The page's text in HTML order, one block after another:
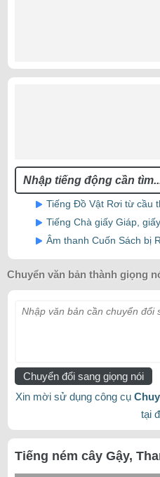
Tiếng Đồ Vật Rơi từ cầu
Tiếng Chà giấy Giáp,
Âm thanh Cuốn Sách bị
Chuyển văn bản thành giọng
Nhập văn bản cần chuyển đổi
Chuyển đổi sang giọng nói
Xin mời sử dụng công cụ
tại
Tiếng ném cây Gậy,